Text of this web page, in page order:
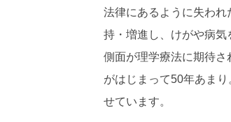
法律にあるように失わ
持・増進し、けがや病
側面が理学療法に期待
がはじまって50年あま
せています。